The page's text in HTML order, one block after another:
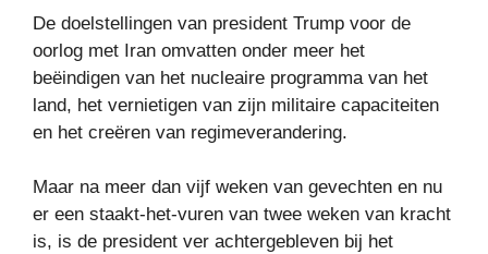
De doelstellingen van president Trump voor de
oorlog met Iran omvatten onder meer het
beëindigen van het nucleaire programma van het
land, het vernietigen van zijn militaire capaciteiten
en het creëren van regimeverandering.
Maar na meer dan vijf weken van gevechten en nu
er een staakt-het-vuren van twee weken van kracht
is, is de president ver achtergebleven bij het